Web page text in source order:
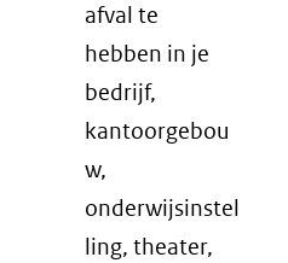
afval te
hebben in je
bedrijf,
kantoorgebou
w,
onderwijsinstel
ling, theater,